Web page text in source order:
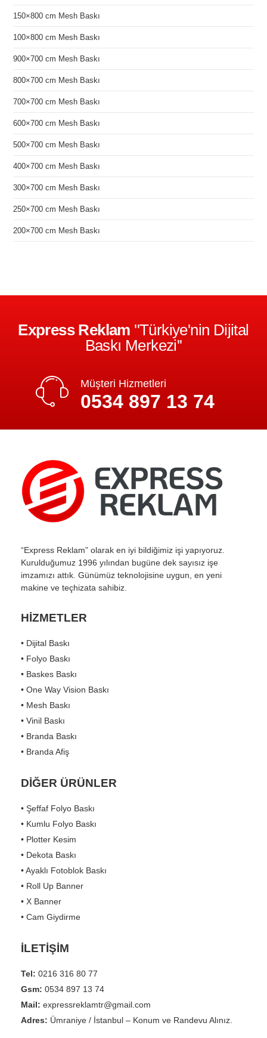
150×800 cm Mesh Baskı
100×800 cm Mesh Baskı
900×700 cm Mesh Baskı
800×700 cm Mesh Baskı
700×700 cm Mesh Baskı
600×700 cm Mesh Baskı
500×700 cm Mesh Baskı
400×700 cm Mesh Baskı
300×700 cm Mesh Baskı
250×700 cm Mesh Baskı
200×700 cm Mesh Baskı
Express Reklam ''Türkiye'nin Dijital
Baskı Merkezi''
Müşteri Hizmetleri
0534 897 13 74
“Express Reklam” olarak en iyi bildiğimiz işi yapıyoruz.
Kurulduğumuz 1996 yılından bugüne dek sayısız işe
imzamızı attık. Günümüz teknolojisine uygun, en yeni
makine ve teçhizata sahibiz.
HİZMETLER
• Dijital Baskı
• Folyo Baskı
• Baskes Baskı
• One Way Vision Baskı
• Mesh Baskı
• Vinil Baskı
• Branda Baskı
• Branda Afiş
DİĞER ÜRÜNLER
• Şeffaf Folyo Baskı
• Kumlu Folyo Baskı
• Plotter Kesim
• Dekota Baskı
• Ayaklı Fotoblok Baskı
• Roll Up Banner
• X Banner
• Cam Giydirme
İLETİŞİM
Tel: 0216 316 80 77
Gsm: 0534 897 13 74
Mail: expressreklamtr@gmail.com
Adres: Ümraniye / İstanbul – Konum ve Randevu Alınız.